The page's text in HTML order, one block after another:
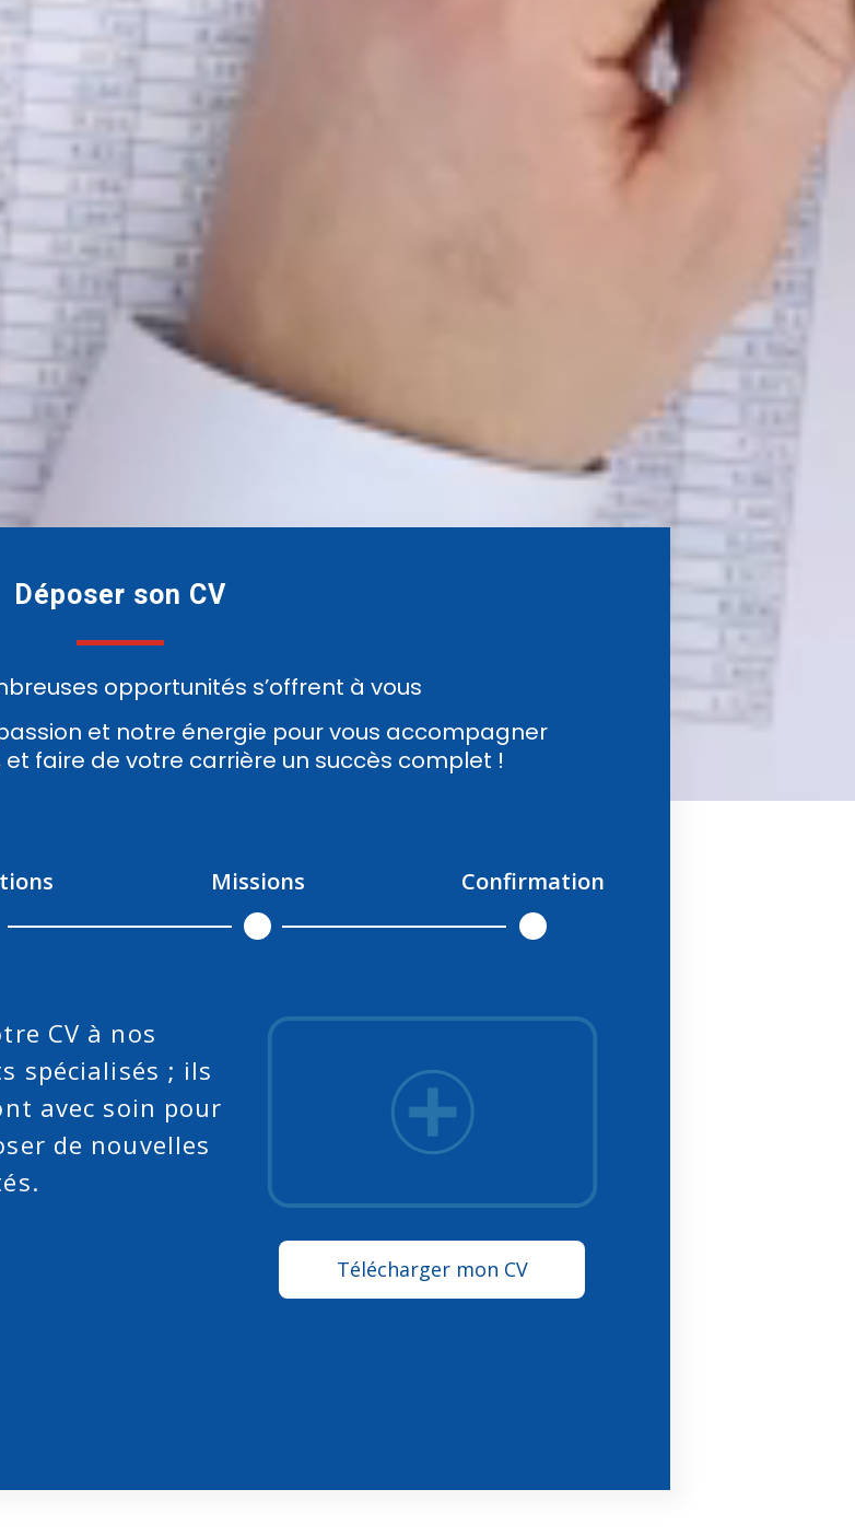
Déposer son CV
opportunités s’offrent à vous
et notre énergie pour vous accompagner
faire de votre carrière un succès complet !
Missions Confirmation
CV à nos
spécialisés ; ils
avec soin pour
de nouvelles
Télécharger mon CV